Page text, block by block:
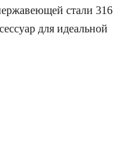
стали 316
для идеальной